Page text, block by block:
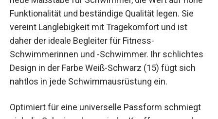
hohe Funktionalität und beständige Qualität legen.
Sie vereint Langlebigkeit mit Tragekomfort und
ist daher der ideale Begleiter für Fitness-
Schwimmerinnen und -Schwimmer. Ihr
schlichtes Design in der Farbe Weiß-Schwarz
(15) fügt sich nahtlos in jede
Schwimmausrüstung ein.
Optimiert für eine universelle Passform schmiegt